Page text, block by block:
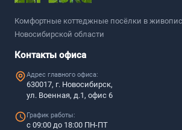
Комфортные коттеджные посёлки в
Новосибирской области
Контакты офиса
Адрес главного офиса:
630017, г. Новосибирск,
ул. Военная, д.1, офис 6
График работы:
с 09:00 до 18:00 ПН-ПТ